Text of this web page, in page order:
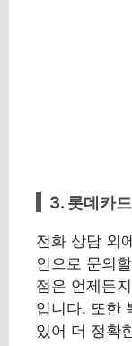
3. 롯데카
전화 상담 외
인으로 문의
점은 언제든
입니다. 또한
있어 더 정확